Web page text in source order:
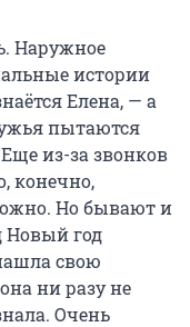
Наружное
истории
Елена, — а
пытаются
из-за звонков
конечно,
Но бывают и
Новый год
свою
ни разу не
Очень